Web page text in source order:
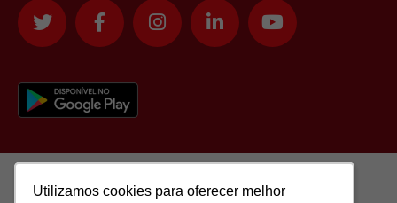
Utilizamos cookies para oferecer melhor
Utilizamos cookies para oferecer melhor